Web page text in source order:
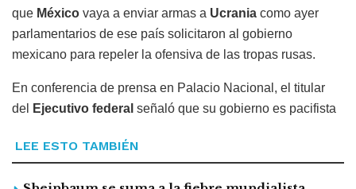
que México vaya a enviar armas a Ucrania como ayer
parlamentarios de ese país solicitaron al gobierno
mexicano para repeler la ofensiva de las tropas rusas.
En conferencia de prensa en Palacio Nacional, el titular
del
Ejecutivo federal señaló que su gobierno es pacifista
LEE ESTO TAMBIÉN